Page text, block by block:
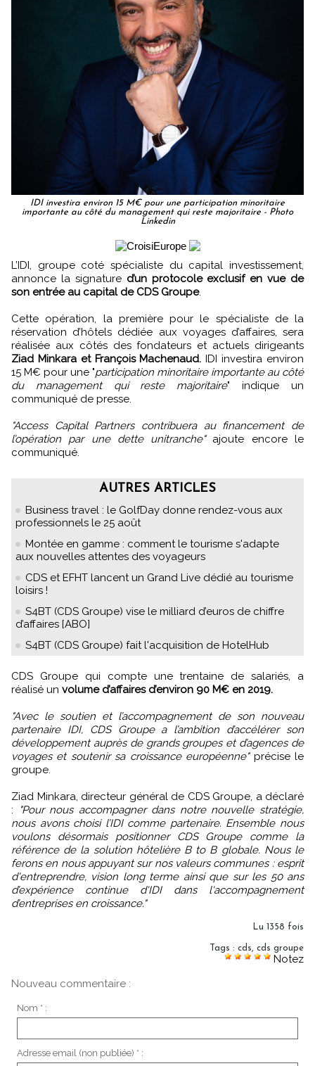
IDI investira environ 15 M€ pour une participation minoritaire
importante au côté du management qui reste majoritaire - Photo
Linkedin
L’IDI, groupe coté spécialiste du capital investissement,
annonce la signature d’un protocole exclusif en vue de
son entrée au capital de CDS Groupe.
Cette opération, la première pour le spécialiste de la
réservation d’hôtels dédiée aux voyages d’affaires, sera
réalisée aux côtés des fondateurs et actuels dirigeants
Ziad Minkara et François Machenaud. IDI investira environ
15 M€ pour une "participation minoritaire importante au côté
du management qui reste majoritaire" indique un
communiqué de presse.
"Access Capital Partners contribuera au financement de
l’opération par une dette unitranche"ajoute encore le
communiqué.
AUTRES ARTICLES
Business travel : le GolfDay donne rendez-vous aux
professionnels le 25 août
Montée en gamme : comment le tourisme s'adapte
aux nouvelles attentes des voyageurs
CDS et EFHT lancent un Grand Live dédié au tourisme
loisirs !
S4BT (CDS Groupe) vise le milliard d’euros de chiffre
d’affaires [ABO]
S4BT (CDS Groupe) fait l'acquisition de HotelHub
CDS Groupe qui compte une trentaine de salariés, a
réalisé un volume d’affaires d’environ 90 M€ en 2019.
"Avec le soutien et l’accompagnement de son nouveau
partenaire IDI, CDS Groupe a l’ambition d’accélérer son
développement auprès de grands groupes et d’agences de
voyages et soutenir sa croissance européenne"précise le
groupe.
Ziad Minkara, directeur général de CDS Groupe, a déclaré
:
"Pour nous accompagner dans notre nouvelle stratégie,
nous avons choisi l’IDI comme partenaire. Ensemble nous
voulons désormais positionner CDS Groupe comme la
référence de la solution hôtelière B to B globale. Nous le
ferons en nous appuyant sur nos valeurs communes : esprit
d'entreprendre, vision long terme ainsi que sur les 50 ans
d’expérience continue d'IDI dans l'accompagnement
d’entreprises en croissance."
Lu 1358 fois
Tags : cds cds groupe
Notez
Nouveau commentaire :
Nom * :
Adresse email (non publiée) * :